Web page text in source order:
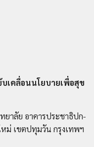
เคลื่อนนโยบายเพื่อสุข
ยาลัย อาคารประชาธิปก-
ม่ เขตปทุมวัน กรุงเทพฯ